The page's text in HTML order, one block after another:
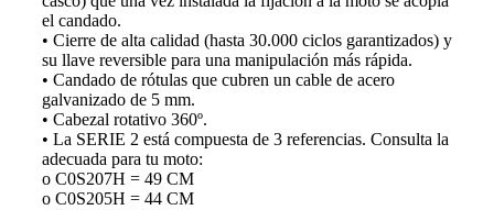
el candado.
• Cierre de alta calidad (hasta 30.000 ciclos garantizados) y
su llave reversible para una manipulación más rápida.
• Candado de rótulas que cubren un cable de acero
galvanizado de 5 mm.
• Cabezal rotativo 360º.
• La SERIE 2 está compuesta de 3 referencias. Consulta la
adecuada para tu moto:
o C0S207H = 49 CM
o C0S205H = 44 CM